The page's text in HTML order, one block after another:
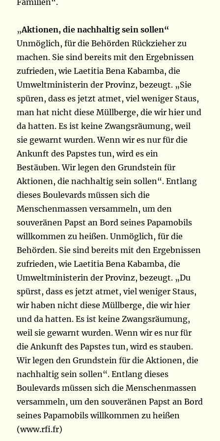
Familien“.
„Aktionen, die nachhaltig sein sollen“
Unmöglich, für die Behörden Rückzieher zu
machen. Sie sind bereits mit den Ergebnissen
zufrieden, wie Laetitia Bena Kabamba, die
Umweltministerin der Provinz, bezeugt. „Sie
spüren, dass es jetzt atmet, viel weniger Staus,
man hat nicht diese Müllberge, die wir hier und
da hatten. Es ist keine Zwangsräumung, weil
sie gewarnt wurden. Wenn wir es nur für die
Ankunft des Papstes tun, wird es ein
Bestäuben. Wir legen den Grundstein für
Aktionen, die nachhaltig sein sollen“. Entlang
dieses Boulevards müssen sich die
Menschenmassen versammeln, um den
souveränen Papst an Bord seines Papamobils
willkommen zu heißen. Unmöglich, für die
Behörden. Sie sind bereits mit den Ergebnissen
zufrieden, wie Laetitia Bena Kabamba, die
Umweltministerin der Provinz, bezeugt. „Du
spürst, dass es jetzt atmet, viel weniger Staus,
wir haben nicht diese Müllberge, die wir hier
und da hatten. Es ist keine Zwangsräumung,
weil sie gewarnt wurden. Wenn wir es nur für
die Ankunft des Papstes tun, wird es stauben.
Wir legen den Grundstein für die Aktionen, die
nachhaltig sein sollen“. Entlang dieses
Boulevards müssen sich die Menschenmassen
versammeln, um den souveränen Papst an Bord
seines Papamobils willkommen zu heißen
(www.rfi.fr)